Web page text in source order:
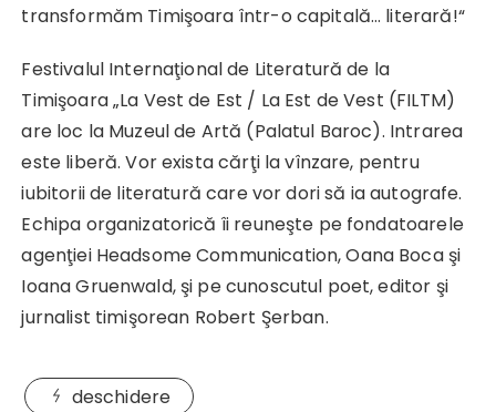
transformăm Timişoara într-o capitală… literară!“
Festivalul Internaţional de Literatură de la
Timişoara „La Vest de Est / La Est de Vest (FILTM)
are loc la Muzeul de Artă (Palatul Baroc). Intrarea
este liberă. Vor exista cărţi la vînzare, pentru
iubitorii de literatură care vor dori să ia autografe.
Echipa organizatorică îi reuneşte pe fondatoarele
agenţiei Headsome Communication, Oana Boca şi
Ioana Gruenwald, şi pe cunoscutul poet, editor şi
jurnalist timişorean Robert Şerban.
deschidere